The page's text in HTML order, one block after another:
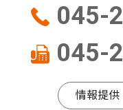
045-
045-
情報提供